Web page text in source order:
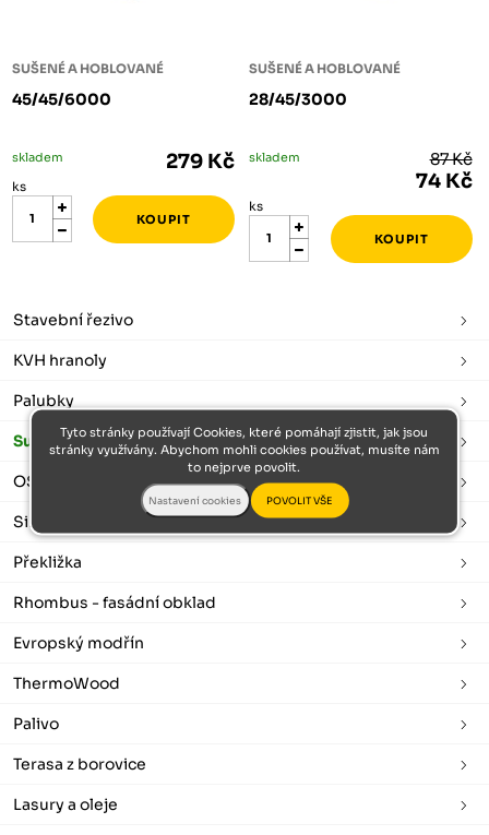
SUŠENÉ A HOBLOVANÉ
45/45/6000
skladem 279 Kč
ks
SUŠENÉ A HOBLOVANÉ
28/45/3000
skladem 87 Kč
74 Kč
ks
Stavební řezivo
KVH hranoly
Palubky
Sušené a hoblované
OSB desky
Sibiřský modřín
Překližka
Rhombus - fasádní obklad
Evropský modřín
ThermoWood
Palivo
Terasa z borovice
Lasury a oleje
Tyto stránky používají Cookies, které pomáhají zjistit, jak jsou
stránky využívány. Abychom mohli cookies používat, musíte nám
to nejprve povolit.